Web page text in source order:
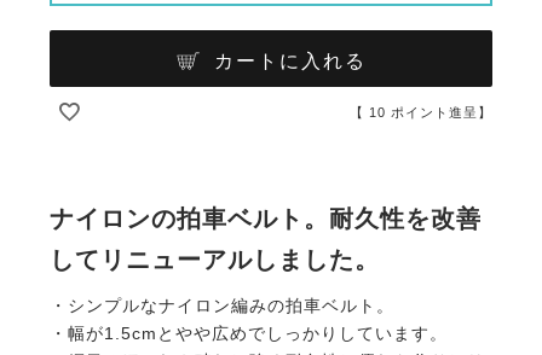
カートに入れる
【 10 ポイント進呈】
ナイロンの拍車ベルト。耐久性を改善
してリニューアルしました。
・シンプルなナイロン編みの拍車ベルト。
・幅が1.5cmとやや広めでしっかりしています。